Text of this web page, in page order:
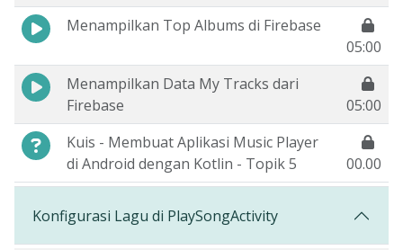
Menampilkan Top Albums di Firebase
05:00
Menampilkan Data My Tracks dari
Firebase
05:00
Kuis - Membuat Aplikasi Music Player
di Android dengan Kotlin - Topik 5
00.00
Konfigurasi Lagu di PlaySongActivity